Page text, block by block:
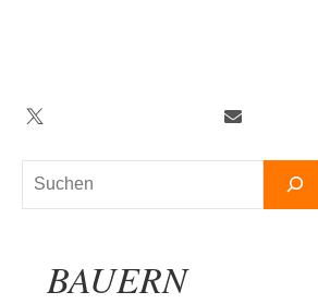
Suchen
Twitter TelegramNewsletter
BAUERN